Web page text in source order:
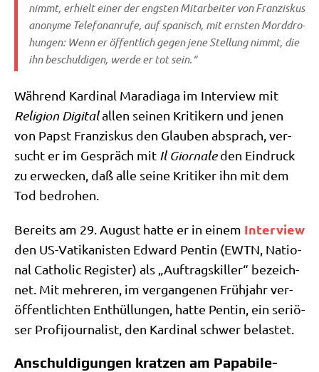
nimmt, erhielt einer der eng­sten Mit­ar­bei­ter von Fran­zis­kus
anony­me Tele­fon­an­ru­fe, auf spa­nisch, mit ern­sten Mord­dro­
hun­gen: Wenn er öffent­lich gegen jene Stel­lung nimmt, die
ihn beschul­di­gen, wer­de er tot sein.“
Wäh­rend Kar­di­nal Mara­dia­ga im Inter­view mit
Reli­gi­on Digi­talallen sei­nen Kri­ti­kern und jenen
von Papst Fran­zis­kus den Glau­ben absprach, ver­
sucht er im Gespräch mit Il Giorn­a­leden Ein­druck
zu erwecken, daß alle sei­ne Kri­ti­ker ihn mit dem
Tod bedrohen.
Bereits am 29. August hat­te er in einem Inter­view
den US-Vati­ka­ni­sten Edward Pen­tin (EWTN, Natio­
nal Catho­lic Regi­ster) als „Auf­trags­kil­ler“ bezeich­
net. Mit meh­re­ren, im ver­gan­ge­nen Früh­jahr ver­
öf­fent­lich­ten Ent­hül­lun­gen, hat­te Pen­tin, ein seriö­
ser Pro­fi­jour­na­list, den Kar­di­nal schwer belastet.
Anschuldigungen kratzen am Papabile-